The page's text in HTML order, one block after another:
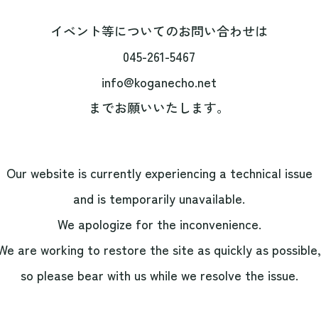
イベント等についてのお問い合わせは
045-261-5467
info@koganecho.net
までお願いいたします。
Our website is currently experiencing a technical issue
and is temporarily unavailable.
We apologize for the inconvenience.
are working to restore the site as quickly as possible,
so please bear with us while we resolve the issue.